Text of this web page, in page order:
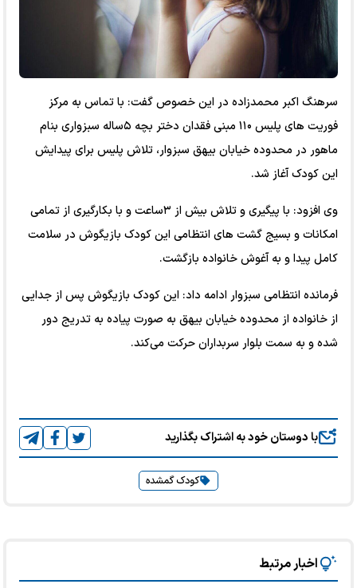
سرهنگ اکبر محمدزاده در این خصوص گفت: با تماس به مرکز
فوریت های پلیس ۱۱۰ مبنی فقدان دختر بچه ۵ساله سبزواری بنام
ماهور در محدوده خیابان بیهق سبزوار، تلاش پلیس برای پیدایش
این کودک آغاز شد.
وی افزود: با پیگیری و تلاش بیش از ۳ساعت و با بکارگیری از تمامی
امکانات و بسیج گشت های انتظامی این کودک بازیگوش در سلامت
کامل پیدا و به آغوش خانواده بازگشت.
فرمانده انتظامی سبزوار ادامه داد: این کودک بازیگوش پس از جدایی
از خانواده از محدوده خیابان بیهق به صورت پیاده به تدریج دور
شده و به سمت بلوار سربداران حرکت می‌کند.
با دوستان خود به اشتراک بگذارید
کودک گمشده
اخبار مرتبط